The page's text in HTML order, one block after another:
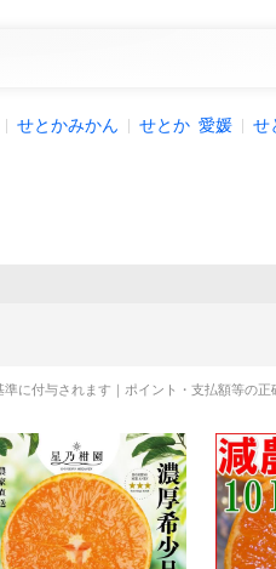
せとかみかん せとか 愛媛 せ
準に付与されます｜ポイント・支払額等の